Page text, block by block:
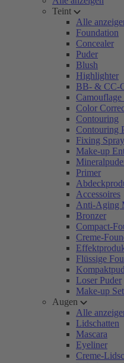
Teint
Alle
Foundation
Concealer
Puder
Blush
Highlighter
BB- & CC-
Color
Contouring
Contouring
Fixing
Make-up
Primer
Accessoires
Anti-Aging
Bronzer
Compact-
Creme-
Flüssige
Loser Puder
Make-up
Augen
Alle
Lidschatten
Mascara
Eyeliner
Creme-